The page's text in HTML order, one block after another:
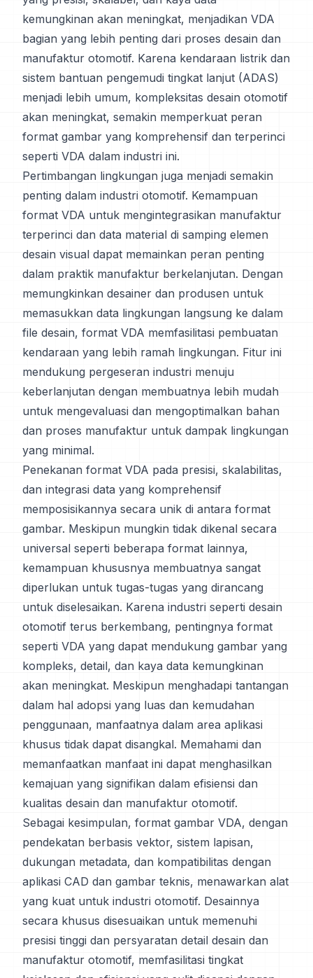
kemungkinan akan meningkat, menjadikan VDA
bagian yang lebih penting dari proses desain dan
manufaktur otomotif. Karena kendaraan listrik dan
sistem bantuan pengemudi tingkat lanjut (ADAS)
menjadi lebih umum, kompleksitas desain otomotif
akan meningkat, semakin memperkuat peran
format gambar yang komprehensif dan terperinci
seperti VDA dalam industri ini.
Pertimbangan lingkungan juga menjadi semakin
penting dalam industri otomotif. Kemampuan
format VDA untuk mengintegrasikan manufaktur
terperinci dan data material di samping elemen
desain visual dapat memainkan peran penting
dalam praktik manufaktur berkelanjutan. Dengan
memungkinkan desainer dan produsen untuk
memasukkan data lingkungan langsung ke dalam
file desain, format VDA memfasilitasi pembuatan
kendaraan yang lebih ramah lingkungan. Fitur ini
mendukung pergeseran industri menuju
keberlanjutan dengan membuatnya lebih mudah
untuk mengevaluasi dan mengoptimalkan bahan
dan proses manufaktur untuk dampak lingkungan
yang minimal.
Penekanan format VDA pada presisi, skalabilitas,
dan integrasi data yang komprehensif
memposisikannya secara unik di antara format
gambar. Meskipun mungkin tidak dikenal secara
universal seperti beberapa format lainnya,
kemampuan khususnya membuatnya sangat
diperlukan untuk tugas-tugas yang dirancang
untuk diselesaikan. Karena industri seperti desain
otomotif terus berkembang, pentingnya format
seperti VDA yang dapat mendukung gambar yang
kompleks, detail, dan kaya data kemungkinan
akan meningkat. Meskipun menghadapi tantangan
dalam hal adopsi yang luas dan kemudahan
penggunaan, manfaatnya dalam area aplikasi
khusus tidak dapat disangkal. Memahami dan
memanfaatkan manfaat ini dapat menghasilkan
kemajuan yang signifikan dalam efisiensi dan
kualitas desain dan manufaktur otomotif.
Sebagai kesimpulan, format gambar VDA, dengan
pendekatan berbasis vektor, sistem lapisan,
dukungan metadata, dan kompatibilitas dengan
aplikasi CAD dan gambar teknis, menawarkan alat
yang kuat untuk industri otomotif. Desainnya
secara khusus disesuaikan untuk memenuhi
presisi tinggi dan persyaratan detail desain dan
manufaktur otomotif, memfasilitasi tingkat